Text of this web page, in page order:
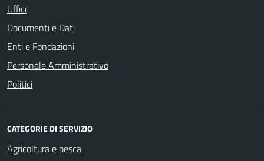
Uffici
Documenti e Dati
Enti e Fondazioni
Personale Amministrativo
Politici
CATEGORIE DI SERVIZIO
Agricoltura e pesca